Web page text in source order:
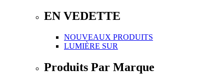
EN VEDETTE
NOUVEAUX PRODUITS
LUMIÈRE SUR
Produits Par Marque